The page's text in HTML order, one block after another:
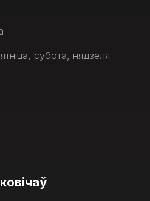
субота, нядзеля